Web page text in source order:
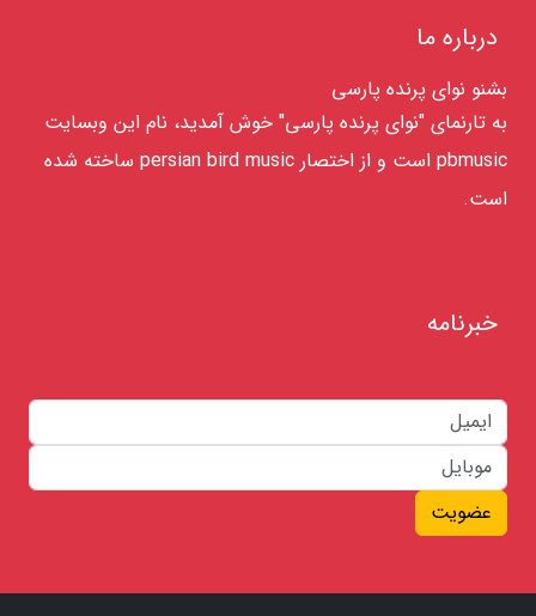
درباره ما
بشنو نوای پرنده پارسی
به تارنمای "نوای پرنده پارسی" خوش آمدید، نام این وبسایت
pbmusic است و از اختصار persian bird music ساخته شده
است.
خبرنامه
عضویت